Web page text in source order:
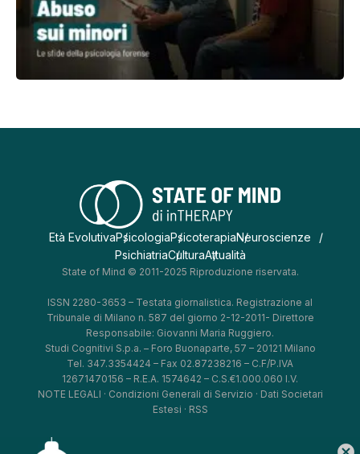
Età EvolutivaPsicologiaPsicoterapiaNeuroscienze
PsichiatriaCulturaAttualità
State of Mind © 2011-2025 Riproduzione riservata.
ISSN 2280-3653 – Testata giornalistica. Registrazione al
Tribunale di Milano n. 587 del giorno 2-12-2011- Direttore
Responsabile: Giovanni Maria Ruggiero.
Studi Cognitivi S.p.a. – Foro Buonaparte, 57 – 20121 Milano
Tel. 347.3354424 – Fax 02.87238216 – C.F/P.IVA
12671470156 – R.E.A. 1574642 – C.S.€1.000.060 I.V.
NOTE LEGALI · Condizioni Generali di Servizio · Dati Societari
Estesi · RSS